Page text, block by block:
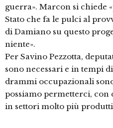
guerra». Marcon si chiede
Stato che fa le pulci al
di Damiano su questo
niente».
Per Savino Pezzotta,
sono necessari e in tempi
drammi occupazionali
possiamo permetterci, con
in settori molto più